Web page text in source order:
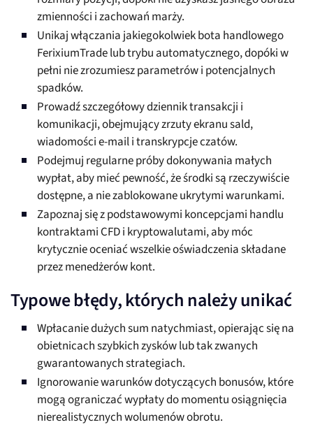
zmienności i zachowań marży.
Unikaj włączania jakiegokolwiek bota handlowego
FerixiumTrade lub trybu automatycznego, dopóki w
pełni nie zrozumiesz parametrów i potencjalnych
spadków.
Prowadź szczegółowy dziennik transakcji i
komunikacji, obejmujący zrzuty ekranu sald,
wiadomości e-mail i transkrypcje czatów.
Podejmuj regularne próby dokonywania małych
wypłat, aby mieć pewność, że środki są rzeczywiście
dostępne, a nie zablokowane ukrytymi warunkami.
Zapoznaj się z podstawowymi koncepcjami handlu
kontraktami CFD i kryptowalutami, aby móc
krytycznie oceniać wszelkie oświadczenia składane
przez menedżerów kont.
Typowe błędy, których należy unikać
Wpłacanie dużych sum natychmiast, opierając się na
obietnicach szybkich zysków lub tak zwanych
gwarantowanych strategiach.
Ignorowanie warunków dotyczących bonusów, które
mogą ograniczać wypłaty do momentu osiągnięcia
nierealistycznych wolumenów obrotu.